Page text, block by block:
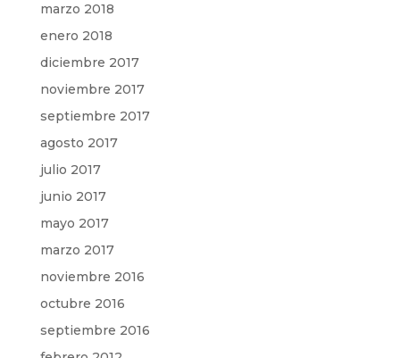
marzo 2018
enero 2018
diciembre 2017
noviembre 2017
septiembre 2017
agosto 2017
julio 2017
junio 2017
mayo 2017
marzo 2017
noviembre 2016
octubre 2016
septiembre 2016